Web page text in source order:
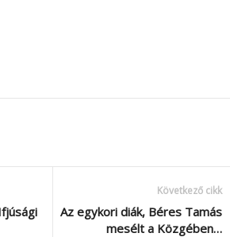
Következő cikk
Az egykori diák, Béres Tamás
mesélt a Közgében…